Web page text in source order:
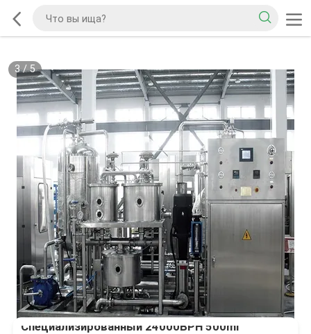
3/5
Специализированный 24000BPH 500ml